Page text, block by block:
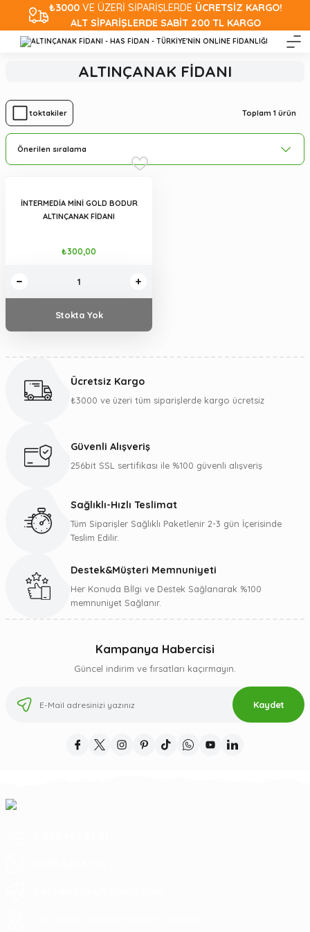
₺3000VE ÜZERİ SİPARİŞLERDE ÜCRETSİZ KARGO!
ALT SİPARİŞLERDE SABİT 200 TL KARGO
ALTINÇANAK FİDANI
Stoktakiler Toplam 1 ürün
İNTERMEDİA MİNİ GOLD BODUR
ALTINÇANAK FİDANI
₺300,00
Stokta Yok
Ücretsiz Kargo
₺3000 ve üzeri tüm siparişlerde kargo ücretsiz
Güvenli Alışveriş
256bit SSL sertifikası ile %100 güvenli alışveriş
Sağlıklı-Hızlı Teslimat
Tüm Siparişler Sağlıklı Paketlenir 2-3 gün İçerisinde
Teslim Edilir.
Destek&Müşteri Memnuniyeti
Her Konuda Bİlgi ve Destek Sağlanarak %100
memnuniyet Sağlanır.
Kampanya Habercisi
Güncel indirim ve fırsatları kaçırmayın.
Kaydet